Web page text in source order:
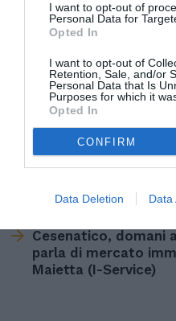
I want to opt-out of
Personal Data for
Opted In
I want to opt-out of
Retention, Sale, and/or
Personal Data that Is
Purposes for which it
Opted In
CONFIRM
Data Deletion Data
more
Post precedente
Cin cin, lusso e
Da Vinci arriva il
Cesenatico, domani
parla di mercato
Maietta (I-Service)